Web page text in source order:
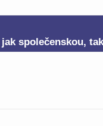
společenskou,